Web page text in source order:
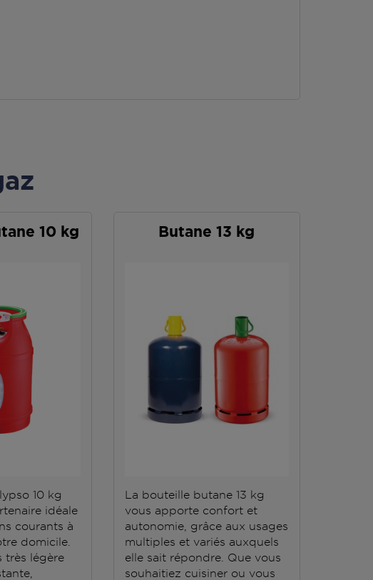
10 kg
10 kg
idéale
courants à
domicile.
très légère
Butane 13 kg
La bouteille butane 13 kg
vous apporte confort et
autonomie, grâce aux usages
multiples et variés auxquels
elle sait répondre. Que vous
souhaitiez cuisiner ou vous